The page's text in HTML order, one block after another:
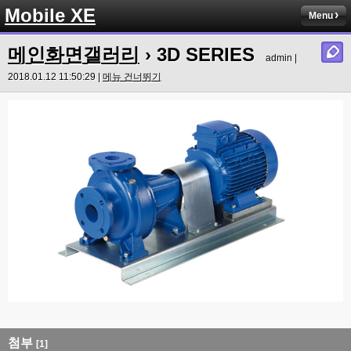
Mobile XE Menu
메인화면갤러리 › 3D SERIES
admin |
2018.01.12 11:50:29 | 메뉴 건너뛰기
첨부 [1]